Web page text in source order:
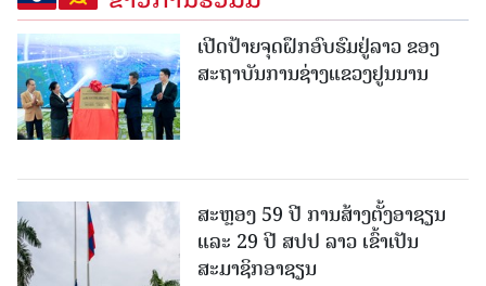
ເປີດປ້າຍຈຸດຝຶກອົບຮົມຢູ່ລາວ ຂອງ
ສະຖາບັນການຊ່າງແຂວງຢູນນານ
ສະຫຼອງ 59 ປີ ການສ້າງຕັ້ງອາຊຽນ
ແລະ 29 ປີ ສປປ ລາວ ເຂົ້າເປັນ
ສະມາຊິກອາຊຽນ